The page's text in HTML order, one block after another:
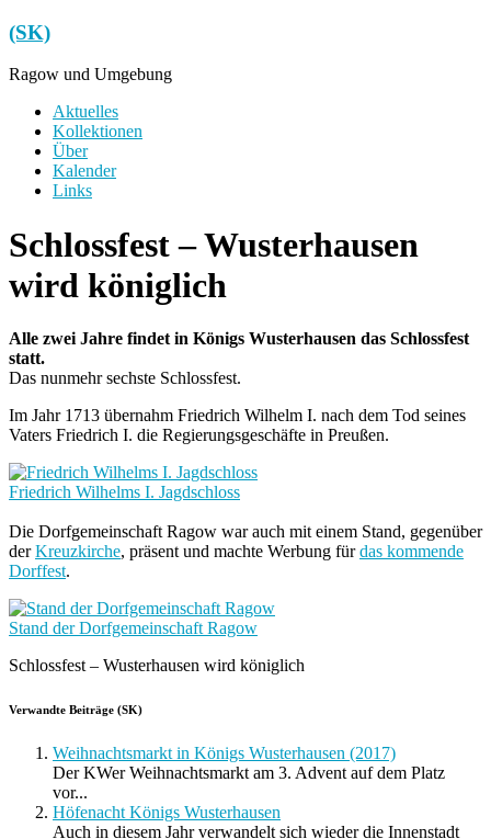
Zum
Inhalt
springen
(SK)
Ragow und Umgebung
Menü
Aktuelles
Kollektionen
Über
Kalender
Links
Schlossfest – Wusterhausen
wird königlich
Alle zwei Jahre findet in Königs Wusterhausen das Schlossfest
statt.
Das nunmehr sechste Schlossfest.
Im Jahr 1713 übernahm Friedrich Wilhelm I. nach dem Tod seines
Vaters Friedrich I. die Regierungsgeschäfte in Preußen.
Friedrich Wilhelms I. Jagdschloss
Die Dorfgemeinschaft Ragow war auch mit einem Stand, gegenüber
derKreuzkirche, präsent und machte Werbung fürdas kommende
Dorffest.
Stand der Dorfgemeinschaft Ragow
Schlossfest – Wusterhausen wird königlich
Verwandte Beiträge (SK)
Weihnachtsmarkt in Königs Wusterhausen (2017)
Der KWer Weihnachtsmarkt am 3. Advent auf dem Platz
vor...
Höfenacht Königs Wusterhausen
Auch in diesem Jahr verwandelt sich wieder die Innenstadt